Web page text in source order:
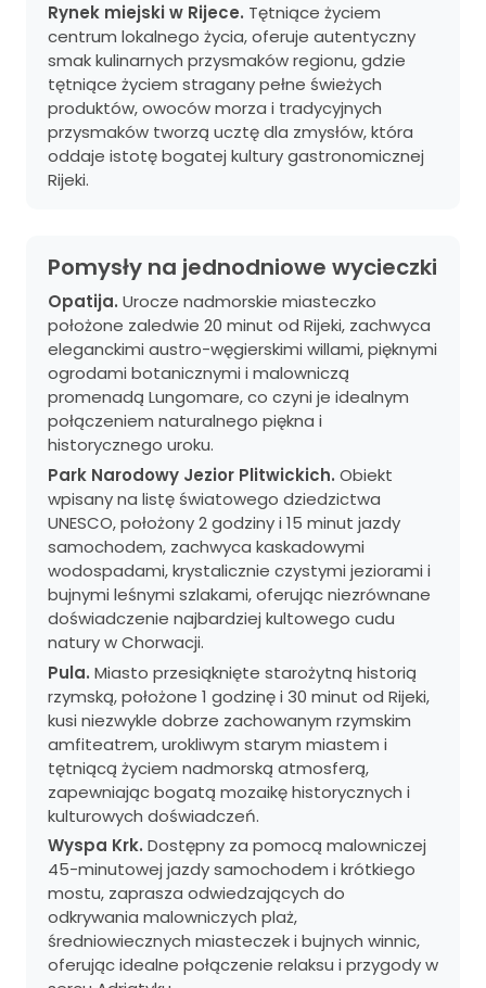
Rynek miejski w Rijece. Tętniące życiem
centrum lokalnego życia, oferuje autentyczny
smak kulinarnych przysmaków regionu, gdzie
tętniące życiem stragany pełne świeżych
produktów, owoców morza i tradycyjnych
przysmaków tworzą ucztę dla zmysłów, która
oddaje istotę bogatej kultury gastronomicznej
Rijeki.
Pomysły na jednodniowe wycieczki
Opatija. Urocze nadmorskie miasteczko
położone zaledwie 20 minut od Rijeki, zachwyca
eleganckimi austro-węgierskimi willami, pięknymi
ogrodami botanicznymi i malowniczą
promenadą Lungomare, co czyni je idealnym
połączeniem naturalnego piękna i
historycznego uroku.
Park Narodowy Jezior Plitwickich. Obiekt
wpisany na listę światowego dziedzictwa
UNESCO, położony 2 godziny i 15 minut jazdy
samochodem, zachwyca kaskadowymi
wodospadami, krystalicznie czystymi jeziorami i
bujnymi leśnymi szlakami, oferując niezrównane
doświadczenie najbardziej kultowego cudu
natury w Chorwacji.
Pula. Miasto przesiąknięte starożytną historią
rzymską, położone 1 godzinę i 30 minut od Rijeki,
kusi niezwykle dobrze zachowanym rzymskim
amfiteatrem, urokliwym starym miastem i
tętniącą życiem nadmorską atmosferą,
zapewniając bogatą mozaikę historycznych i
kulturowych doświadczeń.
Wyspa Krk. Dostępny za pomocą malowniczej
45-minutowej jazdy samochodem i krótkiego
mostu, zaprasza odwiedzających do
odkrywania malowniczych plaż,
średniowiecznych miasteczek i bujnych winnic,
oferując idealne połączenie relaksu i przygody w